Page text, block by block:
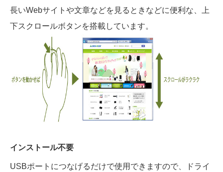
長いWebサイトや文章などを見るときなどに便利な、上
下スクロールボタンを搭載しています。
インストール不要
USBポートにつなげるだけで使用できますので、ドライ